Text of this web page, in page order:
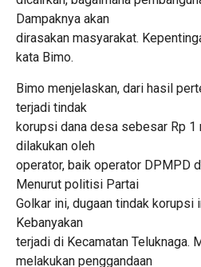
Dampaknya akan
dirasakan masyarakat.
kata Bimo.
Bimo menjelaskan, dari hasil
terjadi tindak
korupsi dana desa sebesar Rp 1
dilakukan oleh
operator, baik operator DPMPD
Menurut politisi Partai
Golkar ini, dugaan tindak korupsi
Kebanyakan
terjadi di Kecamatan Teluknaga.
melakukan penggandaan